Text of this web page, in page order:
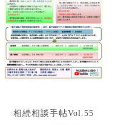
相続相談手帖Vol.55